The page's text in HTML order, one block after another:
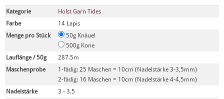
Kategorie
Holst Garn Tides
Farbe
14 Lapis
Menge pro Stück
50g Knäuel
500g Kone
Lauflänge / 50g
287.5m
Maschenprobe
1-fädig: 25 Maschen = 10cm (Nadelstärke 3-3,5mm)
2-fädig: 16 Maschen = 10cm (Nadelstärke 4-4,5mm)
Nadelstärke
3 - 3.5